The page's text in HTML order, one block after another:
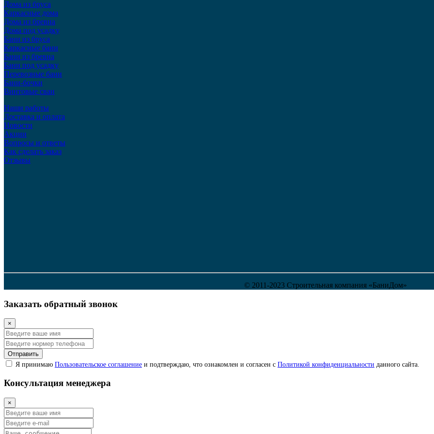
Дома из бруса
Каркасные дома
Дома из бревна
Дома под усадку
Бани из бруса
Каркасные бани
Бани из бревна
Бани под усадку
Перевозные бани
Бани-бочки
Винтовые сваи
Наши работы
Доставка и оплата
Новости
Акции
Вопросы и ответы
Как сделать заказ
Отзывы
© 2011-2023 Строительная компания «БаниДом»
Заказать обратный звонок
×
Отправить
Я принимаю Пользовательское соглашение и подтверждаю, что ознакомлен и согласен с Политикой конфиденциальности данного сайта.
Консультация менеджера
×